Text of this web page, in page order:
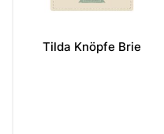
Tilda Knöpfe Brie